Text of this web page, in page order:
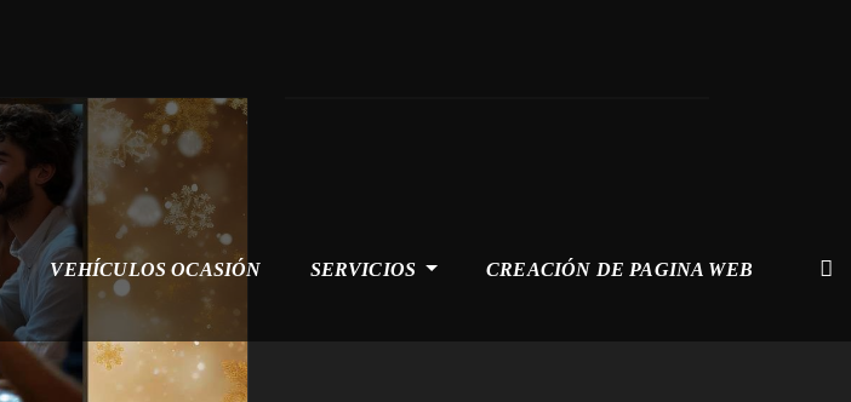
VEHÍCULOS OCASIÓN SERVICIOS CREACIÓN DE PAGINA WEB